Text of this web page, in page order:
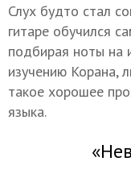
Слух будто стал
гитаре обучился
подбирая ноты на
изучению Корана,
такое хорошее
языка.